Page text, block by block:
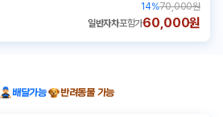
14%70,000원
일반자차포함가60,000원
배달가능 반려동물 가능